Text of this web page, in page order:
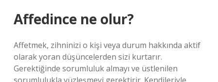
Affedince ne olur?
Affetmek, zihninizi o kişi veya durum hakkında aktif
olarak yoran düşüncelerden sizi kurtarır.
Gerektiğinde sorumluluk almayı ve üstlenilen